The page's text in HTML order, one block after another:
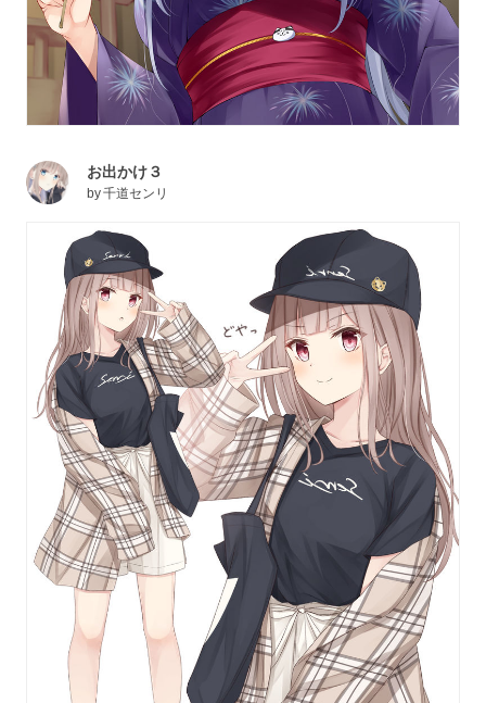
お出かけ３
by千道センリ